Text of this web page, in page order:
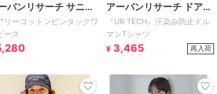
バンリサーチ サニー
ベル
リーコットンピンタックワ
ース
アーバンリサーチ ドアー
ズ
『UR TECH』汗染み防止ドル
マンTシャツ
¥ 3,465 再入荷